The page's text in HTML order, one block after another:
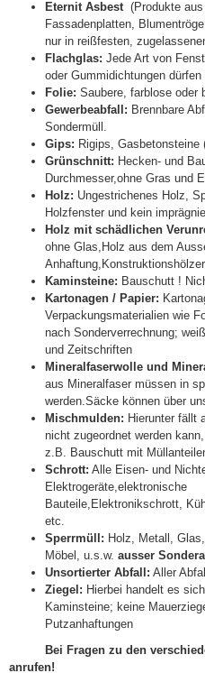
Eternit Asbest (Produkte
Fassadenplatten,
nur in reißfesten,
Flachglas: Jede Art von
oder Gummidichtungen dürfen
Folie: Saubere, farblose oder
Gewerbeabfall: Brennbare
Sondermüll.
Gips: Rigips, Gasbetonsteine
Grünschnitt: Hecken- und
Durchmesser,ohne Gras und
Holz: Ungestrichenes Holz,
Holzfenster und kein
Holz mit schädlichen
ohne Glas,Holz aus dem
Kaminsteine: Bauschutt !
Kartonagen / Papier:
Verpackungsmaterialien wie
nach Sonderverrechnung;
und Zeitschriften
Mineralfaserwolle und
aus Mineralfaser müssen in
werden.Säcke können über
Mischmulden: Hierunter fällt
nicht zugeordnet werden
z.B. Bauschutt mit
Schrott: Alle Eisen- und
Elektrogeräte,elektronische
Bauteile,Elektronikschrott,
etc.
Sperrmüll: Holz, Metall,
Möbel, u.s.w. ausser
Unsortierter Abfall: Aller
Ziegel: Hierbei handelt es
Kaminsteine; keine
Putzanhaftungen
Bei Fragen zu den
anrufen!